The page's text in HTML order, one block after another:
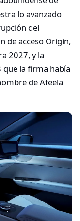
lo avanzado
del
de acceso Origin,
2027, y la
que la firma había
de Afeela